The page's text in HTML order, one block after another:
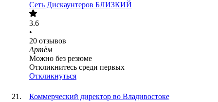
Сеть Дискаунтеров БЛИЗКИЙ
3.6
•
20 отзывов
Артём
Можно без резюме
Откликнитесь среди первых
Откликнуться
Коммерческий директор во Владивостоке